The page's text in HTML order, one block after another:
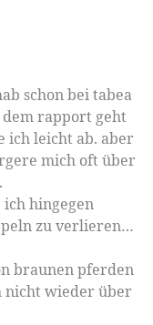
schon bei tabea
rapport geht
ich leicht ab. aber
mich oft über
hingegen
zu verlieren…
braunen pferden
nicht wieder über